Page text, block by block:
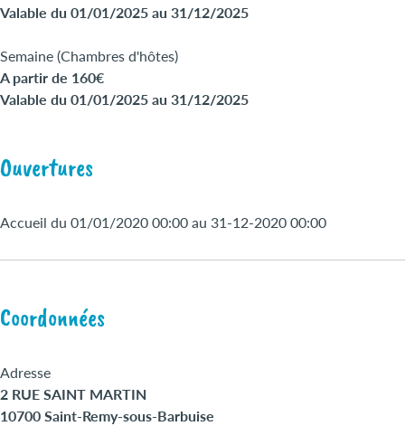
Valable du 01/01/2025 au 31/12/2025
Semaine (Chambres d'hôtes)
A partir de 160€
Valable du 01/01/2025 au 31/12/2025
Ouvertures
Accueil du 01/01/2020 00:00 au 31-12-2020 00:00
Coordonnées
Adresse
2 RUE SAINT MARTIN
10700 Saint-Remy-sous-Barbuise